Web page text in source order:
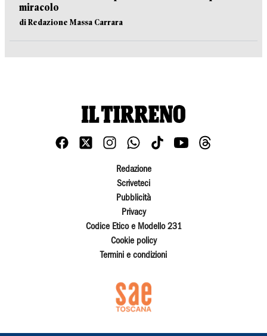
miracolo
di Redazione Massa Carrara
Redazione
Scriveteci
Pubblicità
Privacy
Codice Etico e Modello 231
Cookie policy
Termini e condizioni